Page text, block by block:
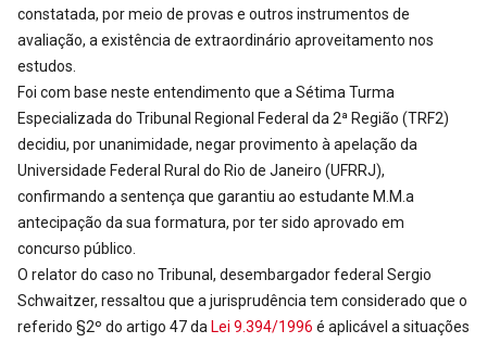
constatada, por meio de provas e outros instrumentos de
avaliação, a existência de extraordinário aproveitamento nos
estudos.
Foi com base neste entendimento que a Sétima Turma
Especializada do Tribunal Regional Federal da 2ª Região (TRF2)
decidiu, por unanimidade, negar provimento à apelação da
Universidade Federal Rural do Rio de Janeiro (UFRRJ),
confirmando a sentença que garantiu ao estudante M.M.a
antecipação da sua formatura, por ter sido aprovado em
concurso público.
O relator do caso no Tribunal, desembargador federal Sergio
Schwaitzer, ressaltou que a jurisprudência tem considerado que o
referido §2º do artigo 47 da Lei 9.394/1996 é aplicável a situações